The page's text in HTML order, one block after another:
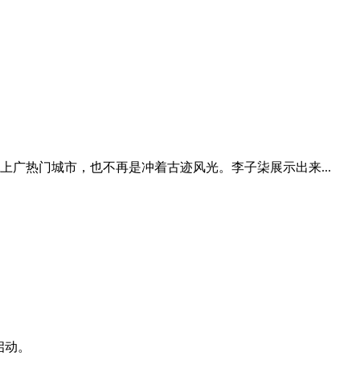
广热门城市，也不再是冲着古迹风光。李子柒展示出来...
。